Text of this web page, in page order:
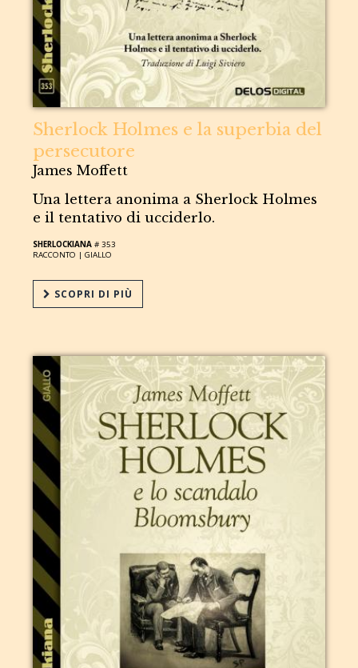
Sherlock Holmes e la superbia del
persecutore
James Moffett
Una lettera anonima a Sherlock Holmes
e il tentativo di ucciderlo.
SHERLOCKIANA # 353
RACCONTO |GIALLO
SCOPRI DI PIÙ